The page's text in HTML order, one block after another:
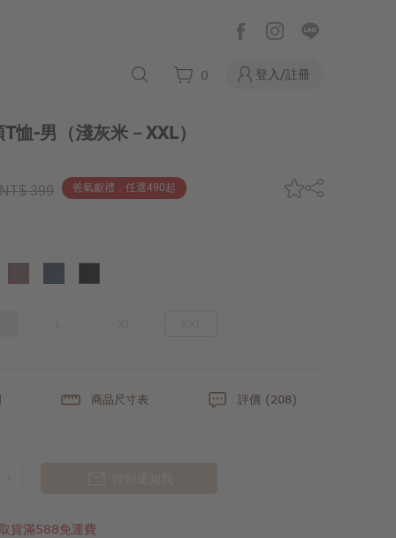
0 登入/註冊
恤-男 （淺灰米－XXL）
NT$ 399 爸氣獻禮．任選490起
商品尺寸表 評價 (208)
貨滿588免運費